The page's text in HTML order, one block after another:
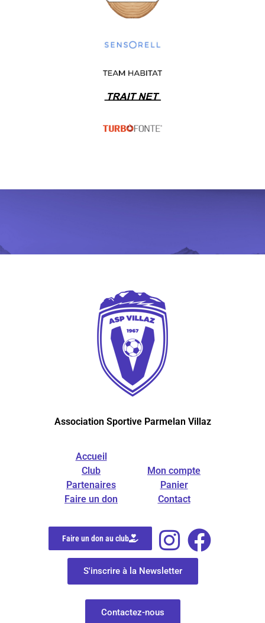
Association Sportive Parmelan Villaz
Accueil
Club
Partenaires
Faire un don
Mon compte
Panier
Contact
Faire un don au club
S'inscrire à la Newsletter
Contactez-nous